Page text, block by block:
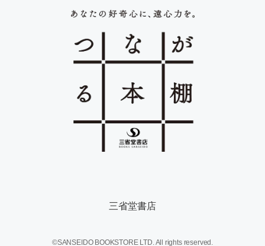
三省堂書店
©SANSEIDO BOOKSTORE LTD. All rights reserved.